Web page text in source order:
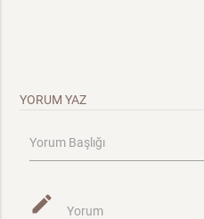
YORUM YAZ
Yorum Başlığı
mode_edit Yorum